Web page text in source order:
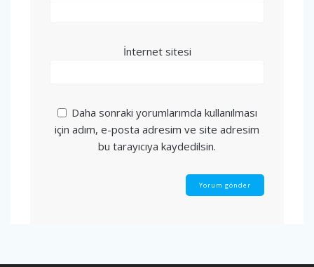
İnternet sitesi
Daha sonraki yorumlarımda kullanılması
için adım, e-posta adresim ve site adresim
bu tarayıcıya kaydedilsin.